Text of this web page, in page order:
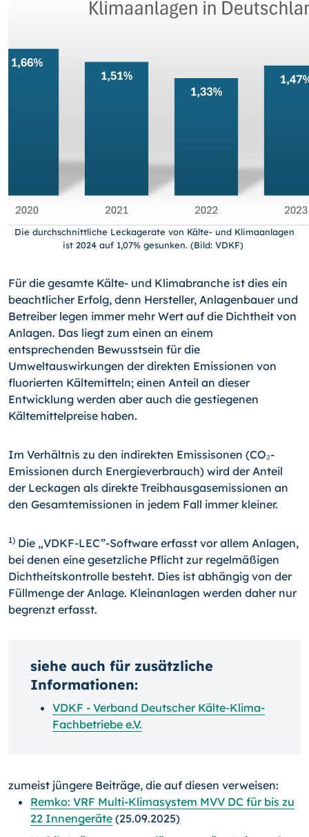
Die durchschnittliche Leckagerate von Kälte- und Klimaanlagen
ist 2024 auf 1,07% gesunken. (Bild: VDKF)
Für die gesamte Kälte- und Klimabranche ist dies ein
beachtlicher Erfolg, denn Hersteller, Anlagenbauer und
Betreiber legen immer mehr Wert auf die Dichtheit von
Anlagen. Das liegt zum einen an einem
entsprechenden Bewusstsein für die
Umweltauswirkungen der direkten Emissionen von
fluorierten Kältemitteln; einen Anteil an dieser
Entwicklung werden aber auch die gestiegenen
Kältemittelpreise haben.
Im Verhältnis zu den indirekten Emissisonen (CO₂-
Emissionen durch Energieverbrauch) wird der Anteil
der Leckagen als direkte Treibhausgasemissionen an
den Gesamtemissionen in jedem Fall immer kleiner.
1) Die „VDKF-LEC”-Software erfasst vor allem Anlagen,
bei denen eine gesetzliche Pflicht zur regelmäßigen
Dichtheitskontrolle besteht. Dies ist abhängig von der
Füllmenge der Anlage. Kleinanlagen werden daher nur
begrenzt erfasst.
siehe auch für zusätzliche
Informationen:
VDKF - Verband Deutscher Kälte-Klima-
Fachbetriebe e.V.
zumeist jüngere Beiträge, die auf diesen verweisen:
Remko: VRF Multi-Klimasystem MVV DC für bis zu
22 Innengeräte (25.09.2025)